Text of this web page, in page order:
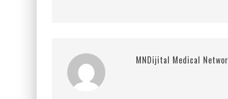
MNDijital Medical